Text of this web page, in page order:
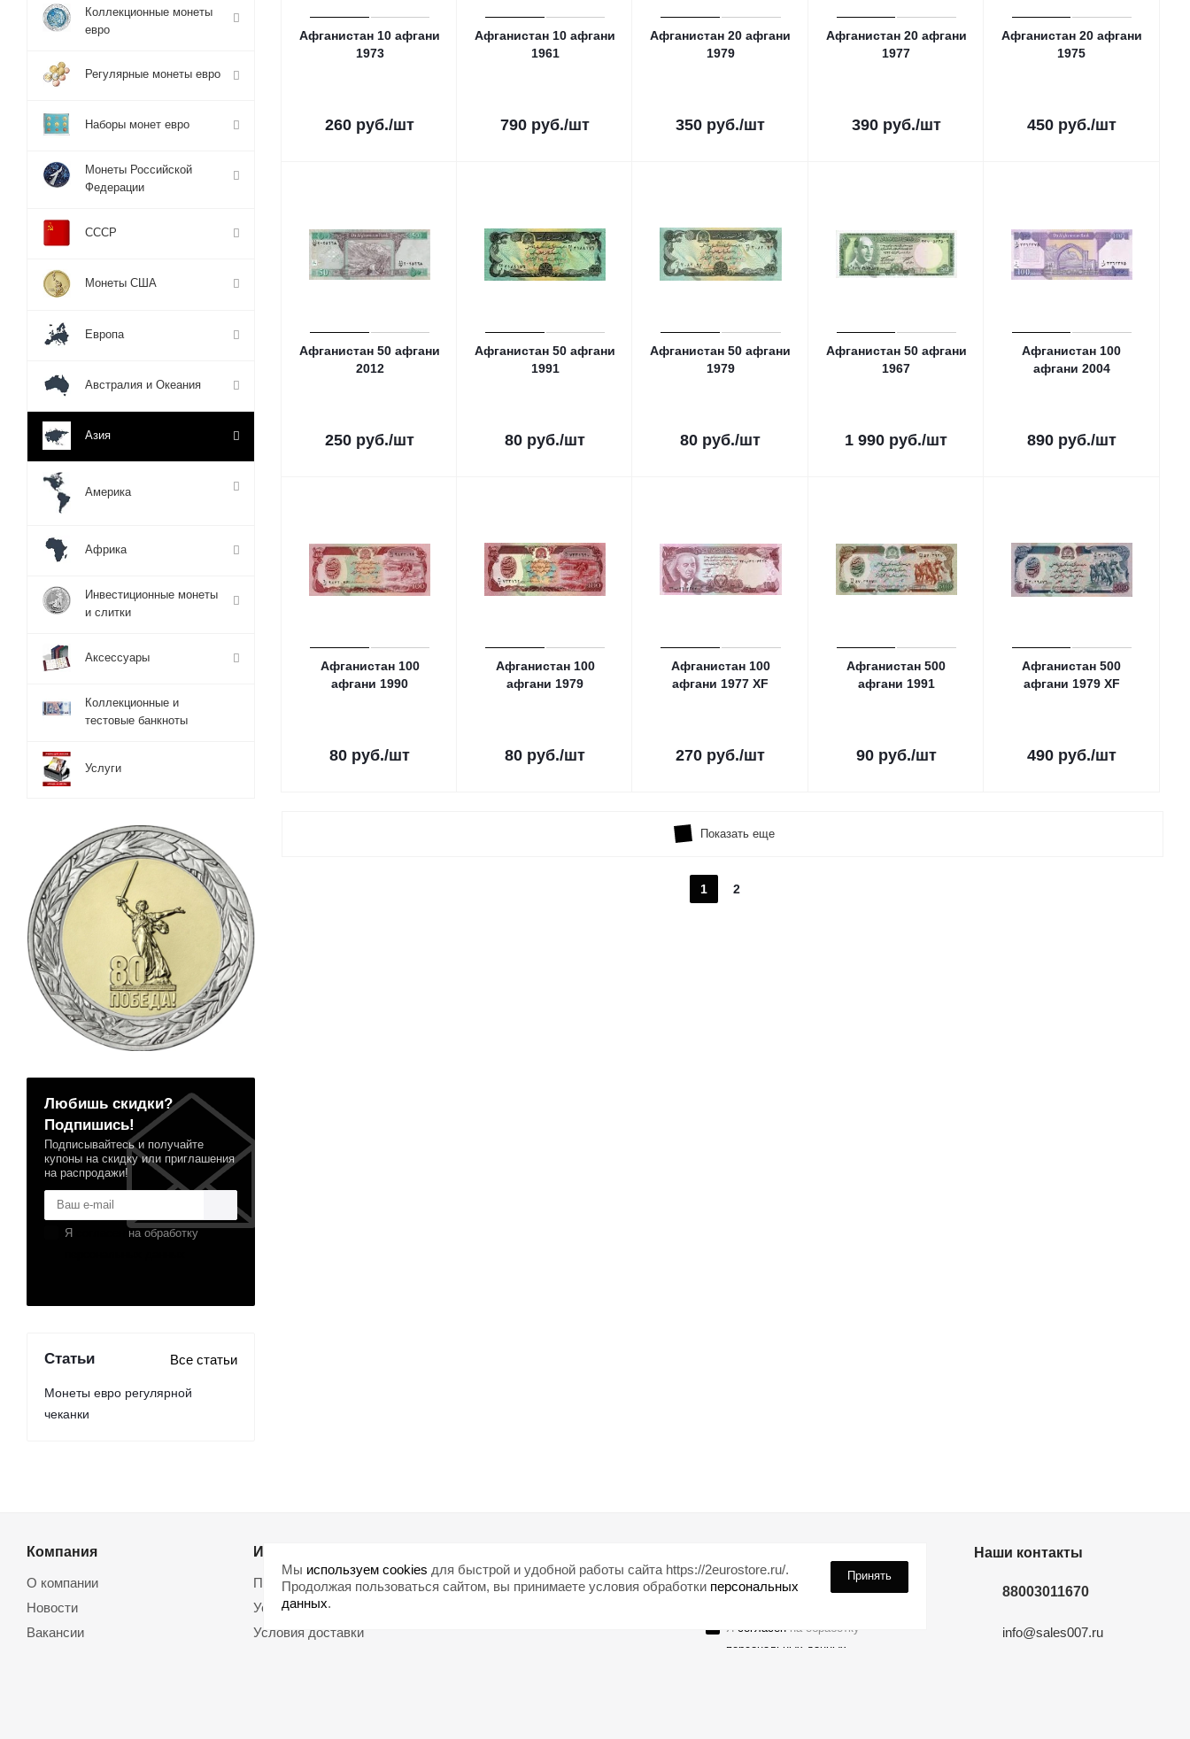
Афганистан 10 афгани
1973
260 руб./шт
Афганистан 10 афгани
1961
790 руб./шт
Афганистан 20 афгани
1979
350 руб./шт
Афганистан 20 афгани
1977
390руб./шт
Афганистан 20 афгани
1975
450руб./шт
Афганистан 50 афгани
2012
250 руб./шт
Афганистан 50 афгани
1991
80 руб./шт
Афганистан 50 афгани
1979
80 руб./шт
Афганистан 50 афгани
1967
1 990 руб./шт
Афганистан 100
афгани 2004
890руб./шт
Афганистан 100
афгани 1990
80 руб./шт
Афганистан 100
афгани 1979
80 руб./шт
Афганистан 100
афгани 1977 XF
270 руб./шт
Афганистан 500
афгани 1991
90руб./шт
Афганистан 500
афгани 1979 XF
490руб./шт
Показать еще
1 2
Коллекционные монеты
евро
Регулярные монеты евро
Наборы монет евро
Монеты Российской
Федерации
СССР
Монеты США
Европа
Австралия и Океания
Азия
Америка
Африка
Инвестиционные монеты
и слитки
Аксессуары
Коллекционные и
тестовые банкноты
Услуги
Любишь скидки?
Подпишись!
Подписывайтесь и получайте
купоны на скидку или приглашения
на распродажи!
Я
на обработку
Статьи Все статьи
Монеты евро регулярной
чеканки
Компания
О компании
Новости
Вакансии
Информация
Помощь
Условия оплаты
Условия доставки
Блог
Я согласенна обработку
персональных данных
Наши контакты
88003011670
info@sales007.ru
Мы используем cookies для быстрой и удобной работы сайта https://2eurostore.ru/.
Продолжая пользоваться сайтом, вы принимаете условия обработки персональных
данных.
Принять